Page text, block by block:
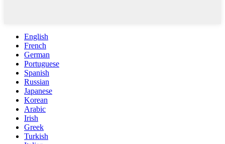
English
French
German
Portuguese
Spanish
Russian
Japanese
Korean
Arabic
Irish
Greek
Turkish